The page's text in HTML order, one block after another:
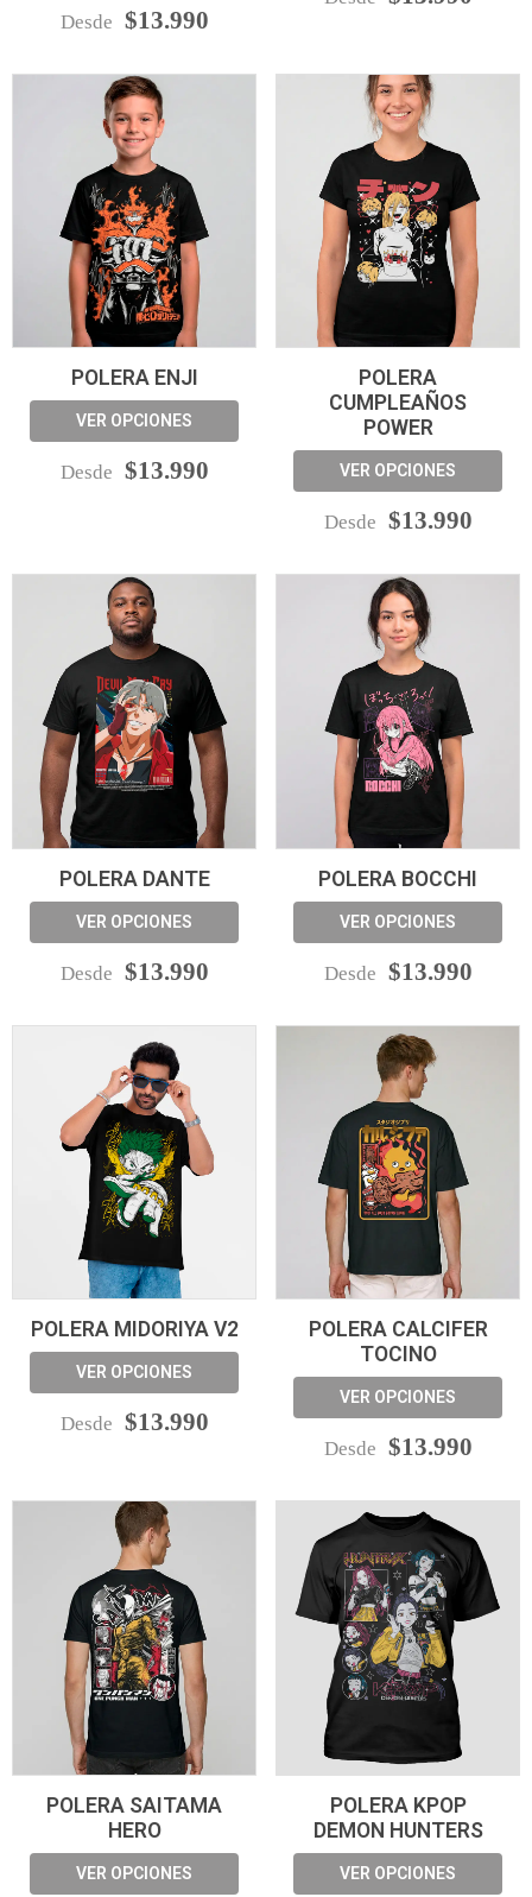
Desde $13.990
POLERA ENJI
VER OPCIONES
Desde $13.990
POLERA
CUMPLEAÑOS
POWER
VER OPCIONES
Desde $13.990
POLERA DANTE
VER OPCIONES
Desde $13.990
POLERA BOCCHI
VER OPCIONES
Desde $13.990
POLERA MIDORIYA V2
VER OPCIONES
Desde $13.990
POLERA CALCIFER
TOCINO
VER OPCIONES
Desde $13.990
POLERA SAITAMA
HERO
VER OPCIONES
POLERA KPOP
DEMON HUNTERS
VER OPCIONES